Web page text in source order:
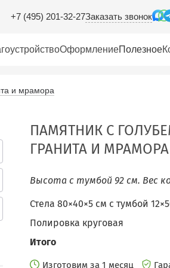
+7 (495) 201-32-27Заказать звонок
ОформлениеПолезное
и мрамора
ПАМЯТНИК С
ГРАНИТА И МРАМОРА
Высота с тумбой 92 см. Вес
Стела 80×40×5 см c тумбой
Полировка круговая
Итого
Изготовим за 1 месяц